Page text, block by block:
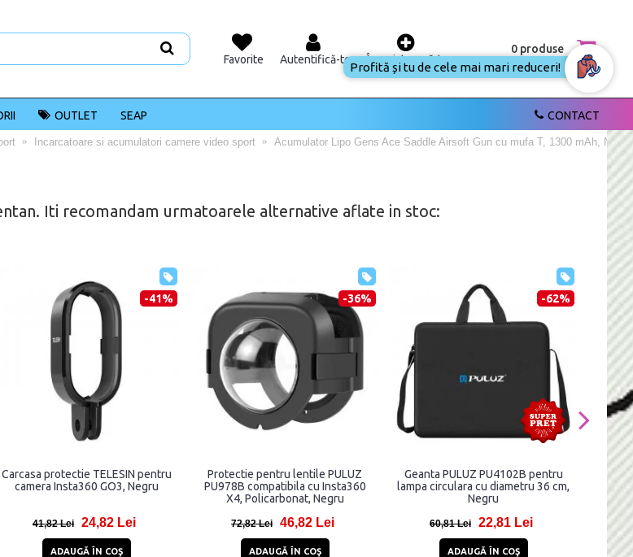
Favorite Autentifică-te Înregistrează-te
0 produse
CONTACT
OUTLET SEAP
Incarcatoare si acumulatori camere video sport Acumulator Lipo Gens Ace Saddle Airsoft Gun cu mufa T, 1300 mAh, Negru
Iti recomandam urmatoarele alternative aflate in stoc:
-41%
Carcasa protectie TELESIN pentru
camera Insta360 GO3, Negru
41,82 Lei 24,82 Lei
ADAUGĂ ÎN COŞ
-36%
Protectie pentru lentile PULUZ
PU978B compatibila cu Insta360
X4, Policarbonat, Negru
72,82 Lei 46,82 Lei
ADAUGĂ ÎN COŞ
-62%
Geanta PULUZ PU4102B pentru
lampa circulara cu diametru 36 cm,
Negru
60,81 Lei 22,81 Lei
ADAUGĂ ÎN COŞ
Profită și tu de cele mai mari reduceri!